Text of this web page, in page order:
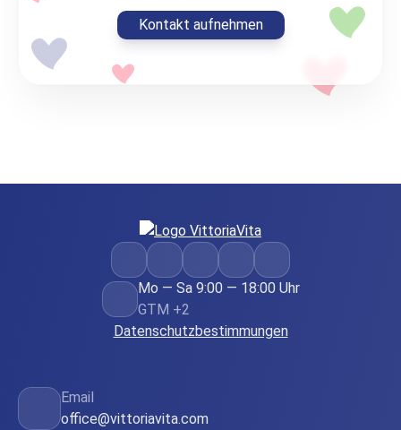
Kontakt aufnehmen
Mo — Sa 9:00 — 18:00 Uhr
GTM +2
Datenschutzbestimmungen
Email
office@vittoriavita.com